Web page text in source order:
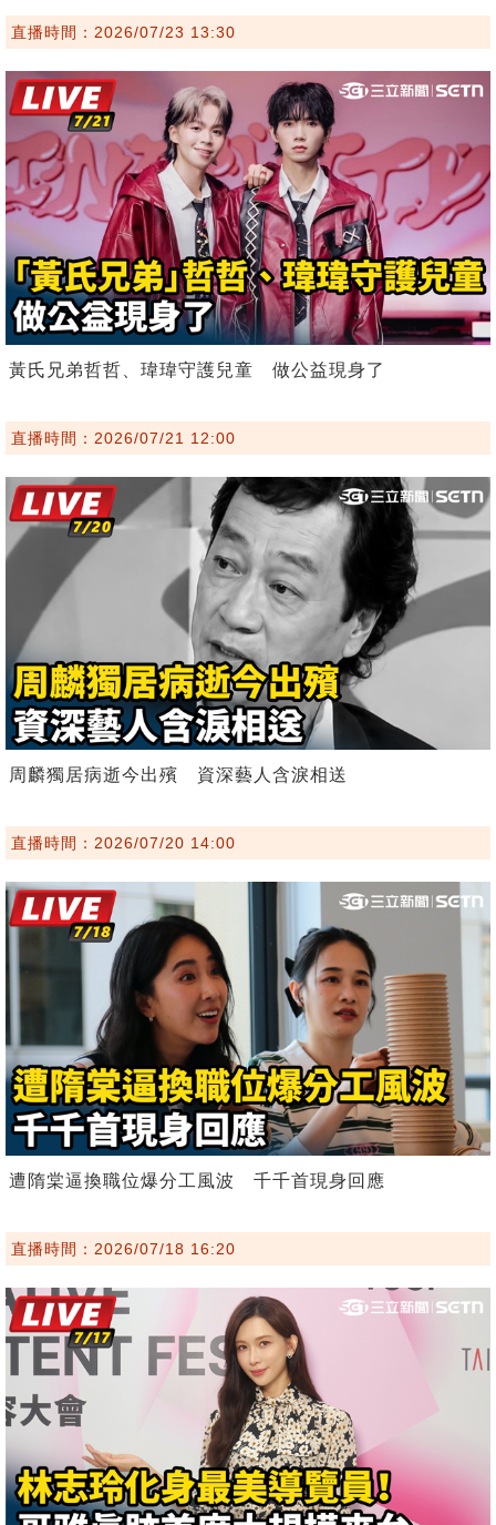
直播時間：2026/07/23 13:30
黃氏兄弟哲哲、瑋瑋守護兒童 做公益現身了
直播時間：2026/07/21 12:00
周麟獨居病逝今出殯 資深藝人含淚相送
直播時間：2026/07/20 14:00
遭隋棠逼換職位爆分工風波 千千首現身回應
直播時間：2026/07/18 16:20